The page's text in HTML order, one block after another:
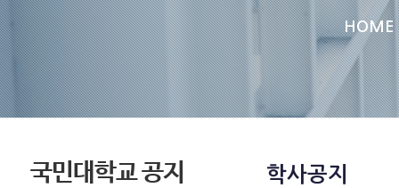
HOME
국민대학교 공지 학사공지